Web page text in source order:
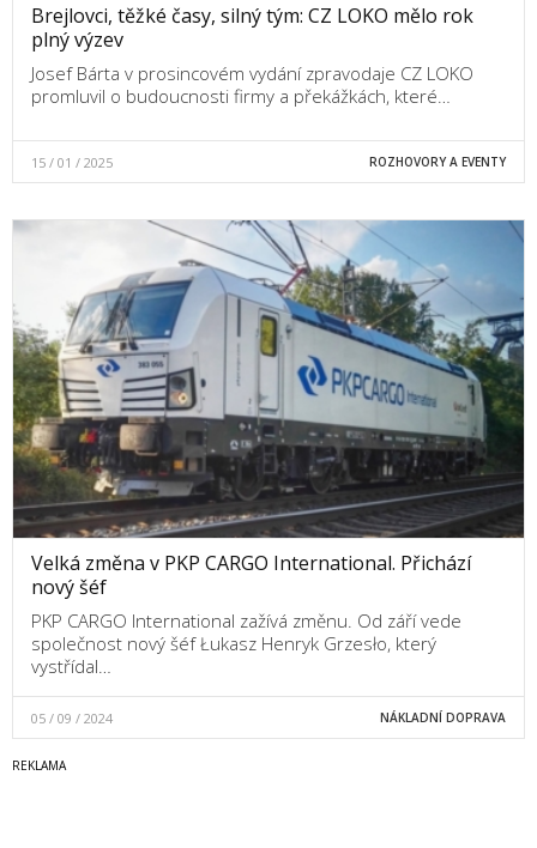
Brejlovci, těžké časy, silný tým: CZ LOKO mělo rok
plný výzev
Josef Bárta v prosincovém vydání zpravodaje CZ LOKO
promluvil o budoucnosti firmy a překážkách, které…
15 / 01 / 2025 ROZHOVORY A EVENTY
Velká změna v PKP CARGO International. Přichází
nový šéf
PKP CARGO International zažívá změnu. Od září vede
společnost nový šéf Łukasz Henryk Grzesło, který
vystřídal…
05 / 09 / 2024 NÁKLADNÍ DOPRAVA